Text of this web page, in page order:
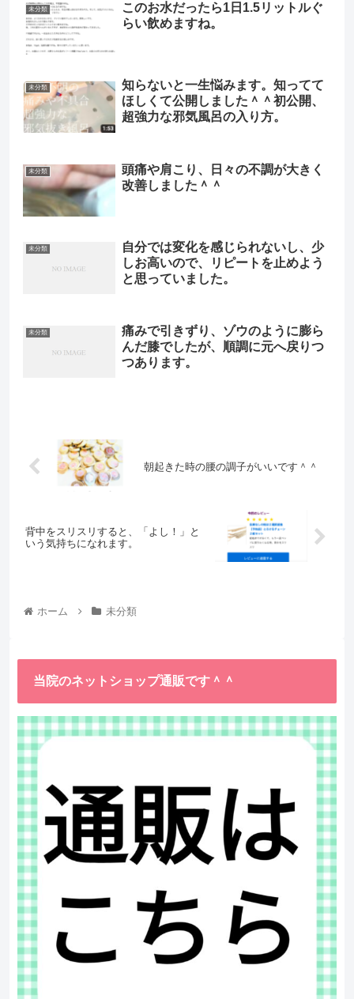
未分類
このお水だったら1日1.5リットルぐ
らい飲めますね。
未分類
知らないと一生悩みます。知ってて
ほしくて公開しました＾＾初公開、
超強力な邪気風呂の入り方。
未分類
頭痛や肩こり、日々の不調が大きく
改善しました＾＾
未分類
自分では変化を感じられないし、少
しお高いので、リピートを止めよう
と思っていました。
未分類
痛みで引きずり、ゾウのように膨ら
んだ膝でしたが、順調に元へ戻りつ
つあります。
朝起きた時の腰の調子がいいです＾＾
背中をスリスリすると、「よし！」と
いう気持ちになれます。
ホーム 未分類
当院のネットショップ通販です＾＾